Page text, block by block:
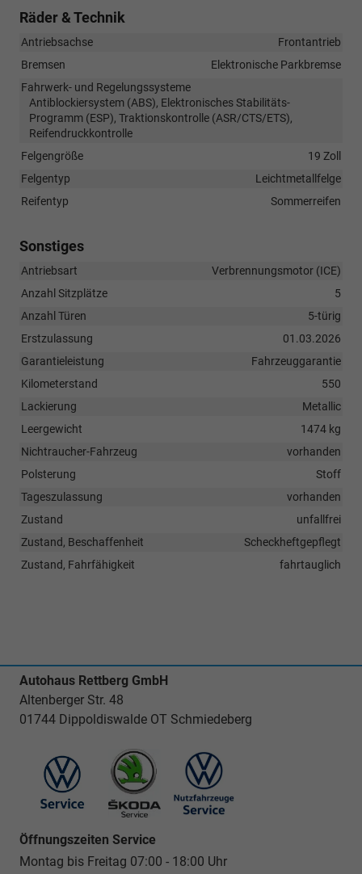
Räder & Technik
Antriebsachse
Frontantrieb
Bremsen
Elektronische Parkbremse
Fahrwerk- und Regelungssysteme
Antiblockiersystem (ABS), Elektronisches Stabilitäts-
Programm (ESP), Traktionskontrolle (ASR/CTS/ETS),
Reifendruckkontrolle
Felgengröße
19 Zoll
Felgentyp
Leichtmetallfelge
Reifentyp
Sommerreifen
Sonstiges
Antriebsart
Verbrennungsmotor (ICE)
Anzahl Sitzplätze
5
Anzahl Türen
5-türig
Erstzulassung
01.03.2026
Garantieleistung
Fahrzeuggarantie
Kilometerstand
550
Lackierung
Metallic
Leergewicht
1474 kg
Nichtraucher-Fahrzeug
vorhanden
Polsterung
Stoff
Tageszulassung
vorhanden
Zustand
unfallfrei
Zustand, Beschaffenheit
Scheckheftgepflegt
Zustand, Fahrfähigkeit
fahrtauglich
Autohaus Rettberg GmbH
Altenberger Str. 48
01744 Dippoldiswalde OT Schmiedeberg
Öffnungszeiten Service
Montag bis Freitag 07:00 - 18:00 Uhr